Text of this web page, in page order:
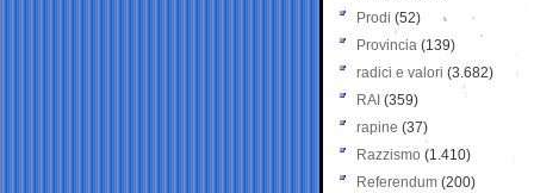
Prodi (52)
Provincia (139)
radici e valori (3.682)
RAI (359)
rapine (37)
Razzismo (1.410)
Referendum (200)